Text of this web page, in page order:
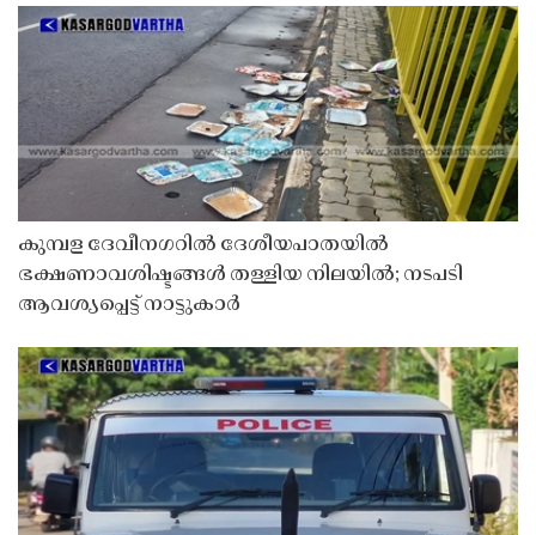
കുമ്പള ദേവീനഗറിൽ ദേശീയപാതയിൽ
ഭക്ഷണാവശിഷ്ടങ്ങൾ തള്ളിയ നിലയിൽ; നടപടി
ആവശ്യപ്പെട്ട് നാട്ടുകാർ